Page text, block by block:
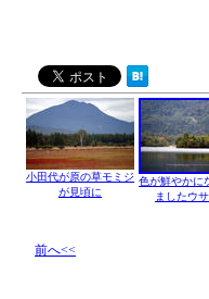
小田代が原の草モミジ
が見頃に
色が鮮やかに
ましたウ
前へ<<